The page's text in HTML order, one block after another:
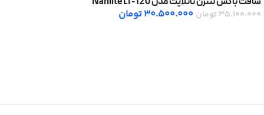
35.100.000 تومان 30.500.000تومان